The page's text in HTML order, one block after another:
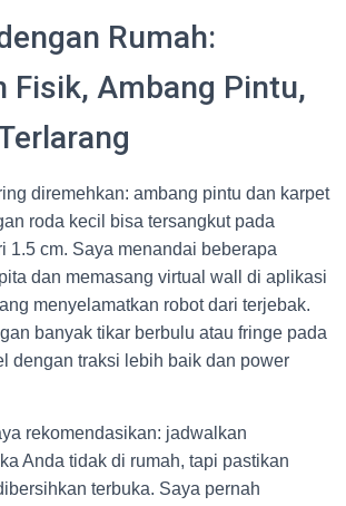
Rumah:
Fisik, Ambang Pintu,
diremehkan: ambang pintu dan karpet
roda kecil bisa tersangkut pada
1.5 cm. Saya menandai beberapa
dan memasang virtual wall di aplikasi
menyelamatkan robot dari terjebak.
banyak tikar berbulu atau fringe pada
dengan traksi lebih baik dan power
rekomendasikan: jadwalkan
Anda tidak di rumah, tapi pastikan
terbuka. Saya pernah